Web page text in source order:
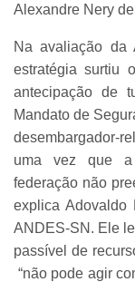
Alexandre Nery
Na avaliação da
estratégia surtiu
antecipação de
Mandato de
desembargador-
uma vez que a
federação não
explica Adovaldo
ANDES-SN. Ele
passível de
“não pode agir